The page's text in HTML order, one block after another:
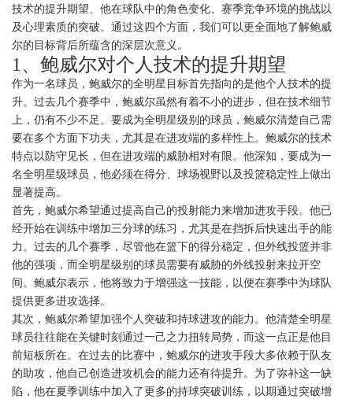
技术的提升期望、他在球队中的角色变化、赛季竞争环境的挑战以
及心理素质的突破。通过这四个方面，我们可以更全面地了解鲍威
尔的目标背后所蕴含的深层次意义。
1、鲍威尔对个人技术的提升期望
作为一名球员，鲍威尔的全明星目标首先指向的是他个人技术的提
升。过去几个赛季中，鲍威尔虽然有着不小的进步，但在技术细节
上，仍有不少不足。要成为全明星级别的球员，鲍威尔清楚自己需
要在多个方面下功夫，尤其是在进攻端的多样性上。鲍威尔的技术
特点以防守见长，但在进攻端的威胁相对有限。他深知，要成为一
名全明星级球员，他必须在得分、球场视野以及投篮稳定性上做出
显著提高。
首先，鲍威尔希望通过提高自己的投射能力来增加进攻手段。他已
经开始在训练中增加三分球的练习，尤其是在挡拆后快速出手的能
力。过去的几个赛季，尽管他在篮下的得分稳定，但外线投篮并非
他的强项，而全明星级别的球员需要有威胁的外线投射来拉开空
间。鲍威尔表示，他将致力于增强这一技能，以便在赛季中为球队
提供更多进攻选择。
其次，鲍威尔希望加强个人突破和持球进攻的能力。他清楚全明星
球员往往能在关键时刻通过一己之力扭转局势，而这一点正是他目
前短板所在。在过去的比赛中，鲍威尔的进攻手段大多依赖于队友
的助攻，他自己创造进攻机会的能力还有待提升。为了弥补这一缺
陷，他在夏季训练中加入了更多的持球突破训练，以期通过突破增